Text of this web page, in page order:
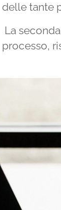
delle tante
La
processo,